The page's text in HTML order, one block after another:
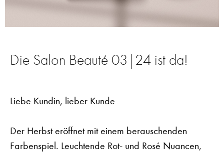
Die Salon Beauté 03|24 ist da!
Liebe Kundin, lieber Kunde
Der Herbst eröffnet mit einem berauschenden
Farbenspiel. Leuchtende Rot- und Rosé Nuancen,